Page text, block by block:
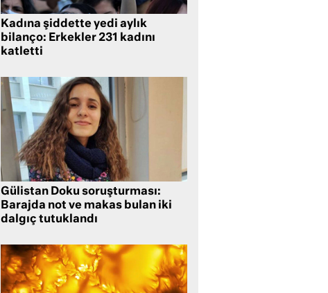
Kadına şiddette yedi aylık
bilanço: Erkekler 231 kadını
katletti
Gülistan Doku soruşturması:
Barajda not ve makas bulan iki
dalgıç tutuklandı